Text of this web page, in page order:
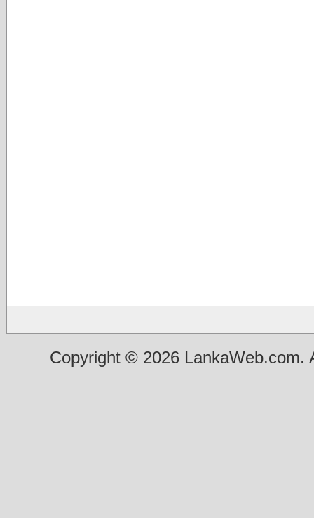
Copyright © 2026 LankaWeb.com.